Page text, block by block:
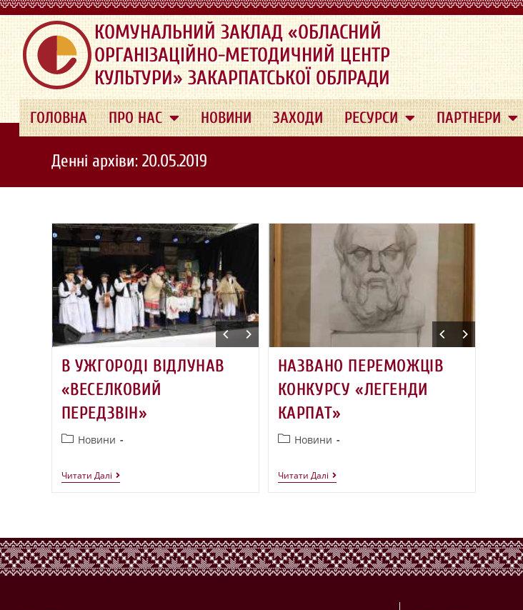
.
КОМУНАЛЬНИЙ ЗАКЛАД «ОБЛАСНИЙ
ОРГАНІЗАЦІЙНО-МЕТОДИЧНИЙ ЦЕНТР
КУЛЬТУРИ» ЗАКАРПАТСЬКОЇ ОБЛРАДИ
ГОЛОВНА ПРО НАС НОВИНИ ЗАХОДИ РЕСУРСИ ПАРТНЕРИ
Денні архіви: 20.05.2019
В УЖГОРОДІ ВІДЛУНАВ
«ВЕСЕЛКОВИЙ
ПЕРЕДЗВІН»
Новини
Читати Далі
НАЗВАНО ПЕРЕМОЖЦІВ
КОНКУРСУ «ЛЕГЕНДИ
КАРПАТ»
Новини
Читати Далі